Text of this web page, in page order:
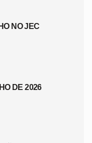
NO JEC
DE 2026